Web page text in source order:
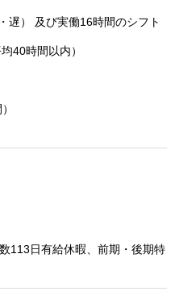
遅） 及び実働16時間のシフト
40時間以内）
113日有給休暇、前期・後期特